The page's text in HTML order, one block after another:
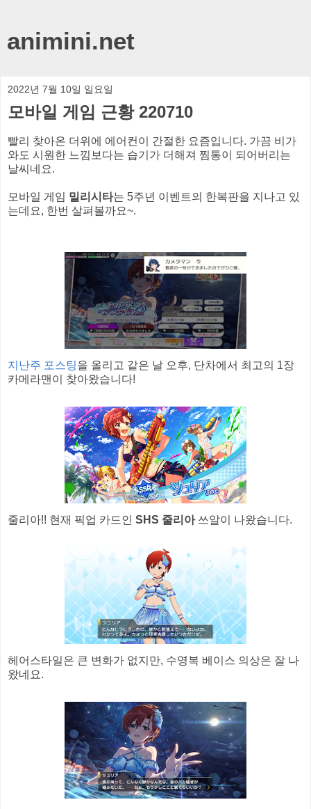
animini.net
2022년 7월 10일 일요일
모바일 게임 근황 220710
빨리 찾아온 더위에 에어컨이 간절한 요즘입니다. 가끔 비가
와도 시원한 느낌보다는 습기가 더해져 찜통이 되어버리는
날씨네요.
모바일 게임 밀리시타는 5주년 이벤트의 한복판을 지나고 있
는데요, 한번 살펴볼까요~.
지난주 포스팅을 올리고 같은 날 오후, 단차에서 최고의 1장
카메라맨이 찾아왔습니다!
줄리아!! 현재 픽업 카드인 SHS 줄리아쓰알이 나왔습니다.
헤어스타일은 큰 변화가 없지만, 수영복 베이스 의상은 잘 나
왔네요.